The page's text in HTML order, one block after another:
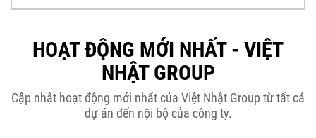
Bê Tông...
THÔNG BÁO KẾ HOẠCH TĂNG ĐƠN
GIÁ XÂY DỰNG NHÀ...
HOẠT ĐỘNG MỚI NHẤT - VIỆT
NHẬT GROUP
Cập nhật hoạt động mới nhất của Việt Nhật Group từ tất cả
dự án đến nội bộ của công ty.